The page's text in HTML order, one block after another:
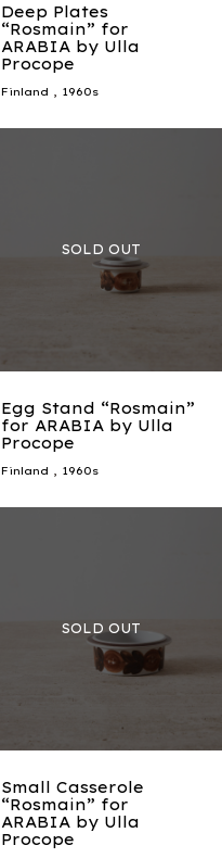
Deep Plates
“Rosmain” for
ARABIA by Ulla
Procope
Finland , 1960s
Egg Stand “Rosmain”
for ARABIA by Ulla
Procope
Finland , 1960s
Small Casserole
“Rosmain” for
ARABIA by Ulla
Procope